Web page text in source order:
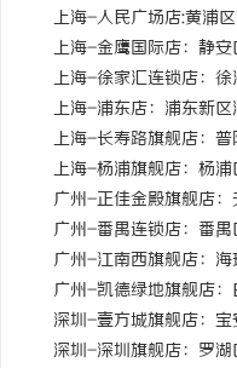
上海-人民广场店:黄浦区
上海-金鹰国际店：静安
上海-徐家汇连锁店：徐
上海-浦东店：浦东新区
上海-长寿路旗舰店：普
上海-杨浦旗舰店：杨浦
广州-正佳金殿旗舰店：
广州-番禺连锁店：番禺
广州-江南西旗舰店：海
广州-凯德绿地旗舰店：
深圳-壹方城旗舰店：宝
深圳-深圳旗舰店：罗湖